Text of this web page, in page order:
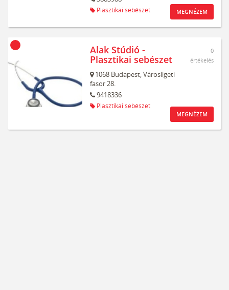
Plasztikai sebészet MEGNÉZEM
Alak Stúdió -
Plasztikai sebészet
1068 Budapest,Városligeti
fasor 28.
9418336
Plasztikai sebészet
0
értékelés
MEGNÉZEM